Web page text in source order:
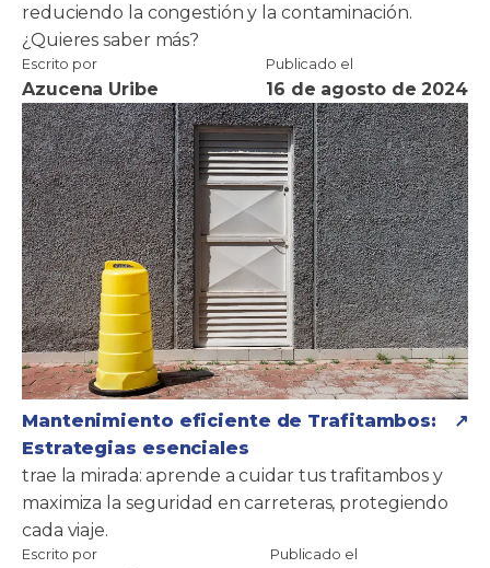
reduciendo la congestión y la contaminación.
¿Quieres saber más?
Escrito por
Azucena Uribe
Publicado el
16 de agosto de 2024
Mantenimiento eficiente de Trafitambos:
Estrategias esenciales
trae la mirada: aprende a cuidar tus trafitambos y
maximiza la seguridad en carreteras, protegiendo
cada viaje.
Escrito por Publicado el